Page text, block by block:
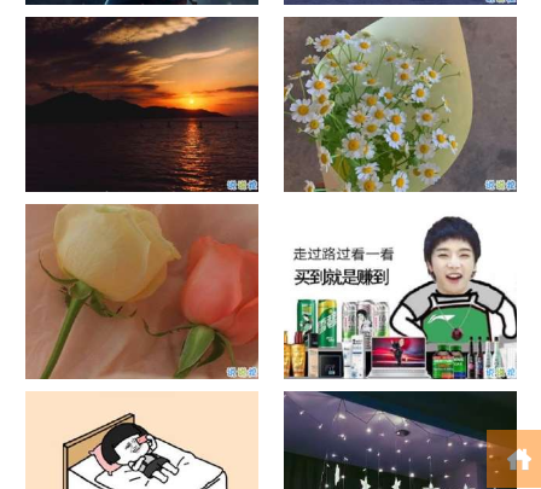
单目摄像头与双目摄像头
晚安励志语录带图片 晚安心语
励志鸡汤
日出文案温柔句子 看日出的微
信说说配图
晒风景照的唯美说说配图 适合
发风景的朋友圈文案
官宣恋爱的说说配图 官宣句子
抖音摆地摊文案 摆地摊的搞笑
说说带图片